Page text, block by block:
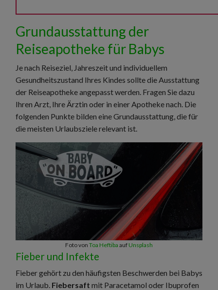
Grundausstattung der
Reiseapotheke für Babys
Je nach Reiseziel, Jahreszeit und individuellem
Gesundheitszustand Ihres Kindes sollte die Ausstattung
der Reiseapotheke angepasst werden. Fragen Sie dazu
Ihren Arzt, Ihre Ärztin oder in einer Apotheke nach. Die
folgenden Punkte bilden eine Grundausstattung, die für
die meisten Urlaubsziele relevant ist.
Foto von Toa Heftiba auf Unsplash
Fieber und Infekte
Fieber gehört zu den häufigsten Beschwerden bei Babys
im Urlaub. Fiebersaft mit Paracetamol oder Ibuprofen